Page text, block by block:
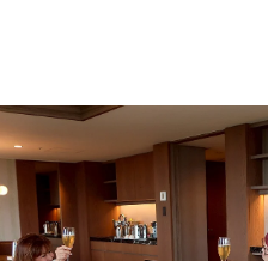
トピックス
TBS Podcast
お知らせ
イベント・グッズ
YouTube
会社情報